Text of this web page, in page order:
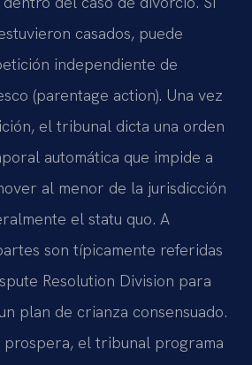
casados, puede
independiente de
(parentage action). Una vez
el tribunal dicta una orden
automática que impide a
al menor de la jurisdicción
el statu quo. A
son típicamente referidas
Resolution Division para
plan de crianza consensuado.
prospera, el tribunal programa